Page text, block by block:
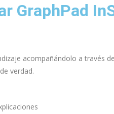
GraphPad
acompañándolo a través
verdad.